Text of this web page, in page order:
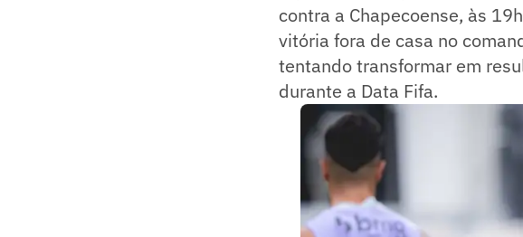
contra a Chapecoense, às
vitória fora de casa no
tentando transformar em
durante a Data Fifa.